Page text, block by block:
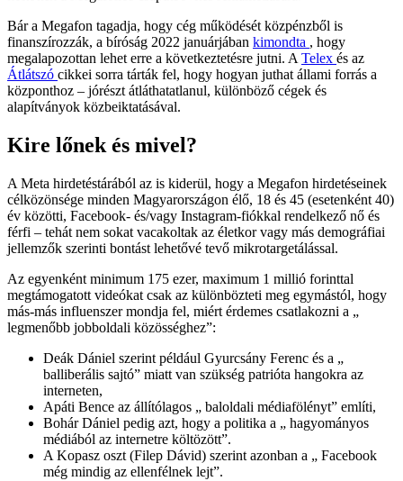
Bár a Megafon tagadja, hogy cég működését közpénzből is
finanszírozzák, a bíróság 2022 januárjában kimondta , hogy
megalapozottan lehet erre a következtetésre jutni. A Telex és az
Átlátszó cikkei sorra tárták fel, hogy hogyan juthat állami forrás a
központhoz – jórészt átláthatatlanul, különböző cégek és
alapítványok közbeiktatásával.
Kire lőnek és mivel?
A Meta hirdetéstárából az is kiderül, hogy a Megafon hirdetéseinek
célközönsége minden Magyarországon élő, 18 és 45 (esetenként 40)
év közötti, Facebook- és/vagy Instagram-fiókkal rendelkező nő és
férfi – tehát nem sokat vacakoltak az életkor vagy más demográfiai
jellemzők szerinti bontást lehetővé tevő mikrotargetálással.
Az egyenként minimum 175 ezer, maximum 1 millió forinttal
megtámogatott videókat csak az különbözteti meg egymástól, hogy
más-más influenszer mondja fel, miért érdemes csatlakozni a „
legmenőbb jobboldali közösséghez”:
Deák Dániel szerint például Gyurcsány Ferenc és a „
balliberális sajtó” miatt van szükség patrióta hangokra az
interneten,
Apáti Bence az állítólagos „ baloldali médiafölényt” említi,
Bohár Dániel pedig azt, hogy a politika a „ hagyományos
médiából az internetre költözött”.
A Kopasz oszt (Filep Dávid) szerint azonban a „ Facebook
még mindig az ellenfélnek lejt”.